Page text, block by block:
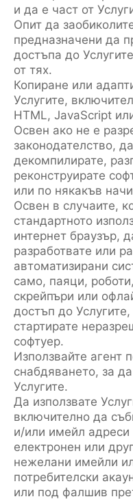
и да е част от
Опит да
предназначени да
достъпа до
от тях.
Копиране или
Услугите,
HTML, JavaScript
Освен ако не е
законодателство,
декомпилирате,
реконструирате
или по някакъв
Освен в случаите,
стандартното
интернет браузър,
разработвате или
автоматизирани
само, паяци,
скрейпъри или
достъп до
стартирате
софтуер.
Използвайте агент
снабдяването, за
Услугите.
Да използвате
включително да
и/или имейл адреси
електронен или
нежелани имейли
потребителски
или под фалшив